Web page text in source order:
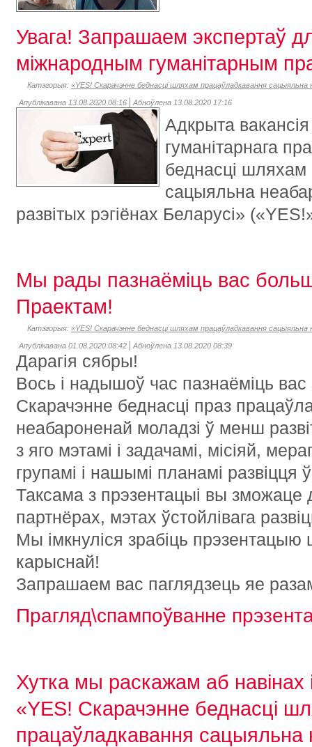
Увага! Запрашаем экспертаў
міжнародным гуманітарным
Катэгорыя: «YES! Скарачэнне беднасці шляхам працаўладкавання сацыяльна
Апублікавана 13.08.2020 08:16 Абноўлена 13.08.2020 17:16
Адкрыта
гуманітарнага
беднасці
сацыяльна
развітых рэгіёнах Беларусі»
Мы рады пазнаёміць вас
Праектам!
Катэгорыя: «YES! Скарачэнне беднасці шляхам працаўладкавання сацыяльна
Апублікавана 01.08.2020 08:42 Абноўлена 13.08.2020 08:39
Дарагія сябры!
Вось і надышоў час пазнаёміць
Скарачэнне беднасці праз
неабароненай моладзі ў менш
з яго мэтамі і задачамі, місіяй,
групамі і нашымі планамі развіцця
Таксама з прэзентацыі вы
партнёрах, мэтах ўстойлівага
Мы імкнуліся зрабіць прэзентацыю
карыснай!
Запрашаем вас паглядзець яе
Прагляд\спампоўванне
Хутка мы раскажам аб навінах
«YES! Скарачэнне беднасці
працаўладкавання сацыяльна